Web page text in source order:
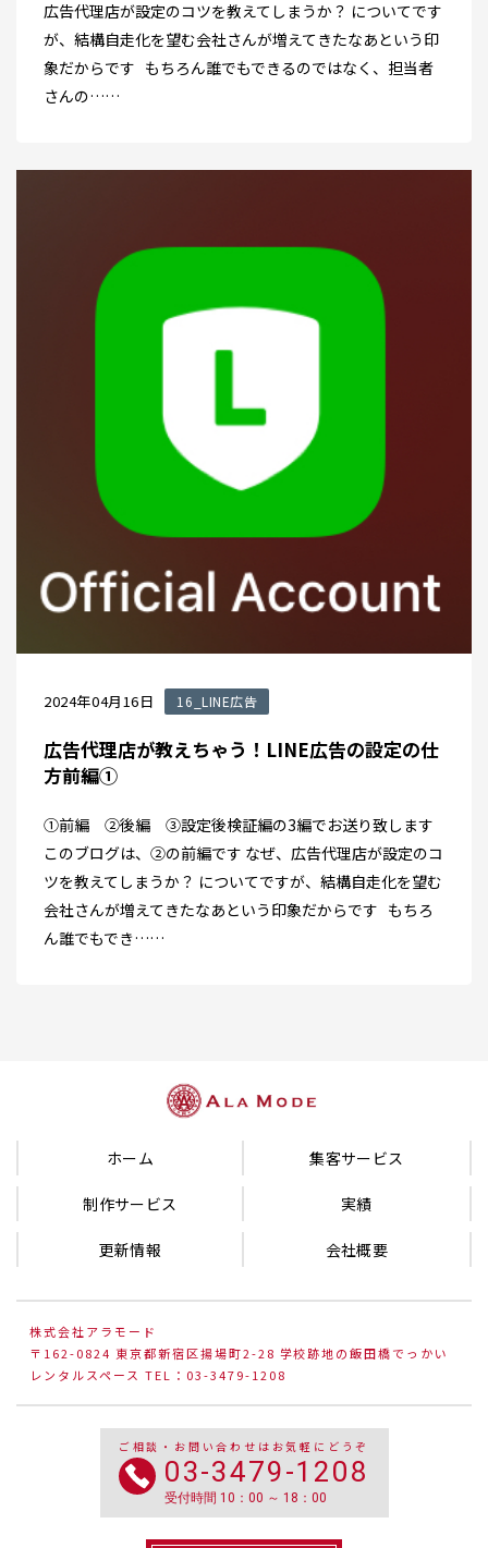
広告代理店が設定のコツを教えてしまうか？ についてです
が、結構自走化を望む会社さんが増えてきたなあという印
象だからです もちろん誰でもできるのではなく、担当者
さんの……
2024年04月16日 16_LINE広告
広告代理店が教えちゃう！LINE広告の設定の仕
方前編①
①前編 ②後編 ③設定後検証編の3編でお送り致します
このブログは、②の前編です なぜ、広告代理店が設定のコ
ツを教えてしまうか？ についてですが、結構自走化を望む
会社さんが増えてきたなあという印象だからです もちろ
ん誰でもでき……
ホーム 集客サービス
制作サービス 実績
更新情報 会社概要
株式会社アラモード
〒162-0824 東京都新宿区揚場町2-28 学校跡地の飯田橋でっかい
レンタルスペース TEL：03-3479-1208
ご相談・お問い合わせはお気軽にどうぞ
03-3479-1208
受付時間 10：00 ～ 18：00